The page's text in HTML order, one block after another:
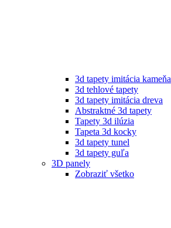
3d tapety imitácia kameňa
3d tehlové tapety
3d tapety imitácia dreva
Abstraktné 3d tapety
Tapety 3d ilúzia
Tapeta 3d kocky
3d tapety tunel
3d tapety guľa
3D panely
Zobraziť všetko